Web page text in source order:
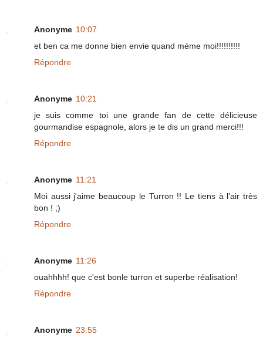
Anonyme 10:07
et ben ca me donne bien envie quand méme moi!!!!!!!!!!
Répondre
Anonyme 10:21
je suis comme toi une grande fan de cette délicieuse
gourmandise espagnole, alors je te dis un grand merci!!!
Répondre
Anonyme 11:21
Moi aussi j'aime beaucoup le Turron !! Le tiens à l'air très
bon ! ;)
Répondre
Anonyme 11:26
ouahhhh! que c'est bonle turron et superbe réalisation!
Répondre
Anonyme 23:55